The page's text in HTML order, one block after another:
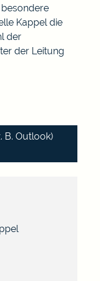
Kappel die
der
der Leitung
B. Outlook)